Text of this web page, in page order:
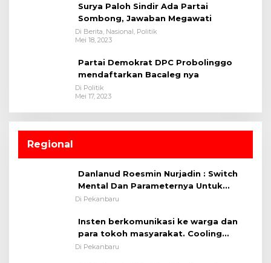
Surya Paloh Sindir Ada Partai
Sombong, Jawaban Megawati
Di Berita, Nasional, Politik
Mei 18, 2023
Partai Demokrat DPC Probolinggo
mendaftarkan Bacaleg nya
Di Politik
Mei 17, 2023
Regional
Danlanud Roesmin Nurjadin : Switch
Mental Dan Parameternya Untuk
Melaksanakan ✈
Di Pekanbaru
Insten berkomunikasi ke warga dan
para tokoh masyarakat. Cooling
System OMP LK ²024 Polsek Rumbai,
Di Pekanbaru